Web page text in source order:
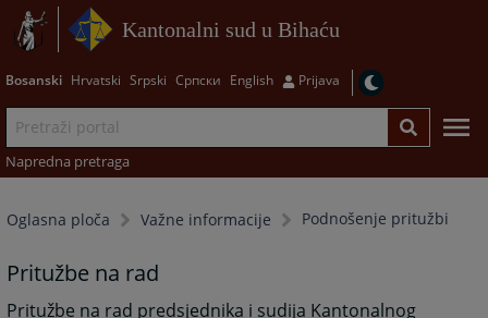
Kantonalni sud u Bihaću
Bosanski Hrvatski Srpski Српски English Prijava
Napredna pretraga
Oglasna ploča Važne informacije Podnošenje pritužbi
Pritužbe na rad
Pritužbe na rad predsjednika i sudija Kantonalnog